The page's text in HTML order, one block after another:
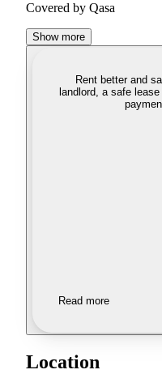
Covered by Qasa
Show more
Rent better and
landlord, a safe
Read more
Location